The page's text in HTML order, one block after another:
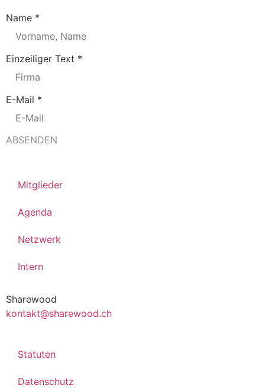
Name *
Einzeiliger Text *
E-Mail *
ABSENDEN
Mitglieder
Agenda
Netzwerk
Intern
Sharewood
kontakt@sharewood.ch
Statuten
Datenschutz